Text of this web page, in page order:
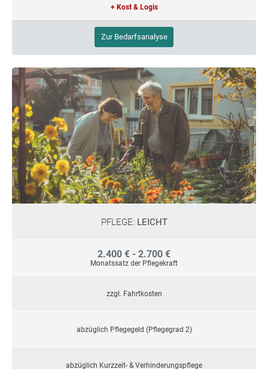
+ Kost & Logis
Zur Bedarfsanalyse
PFLEGE: LEICHT
2.400 € - 2.700 €
Monatssatz der Pflegekraft
zzgl. Fahrtkosten
abzüglich Pflegegeld (Pflegegrad 2)
abzüglich Kurzzeit- & Verhinderungspflege